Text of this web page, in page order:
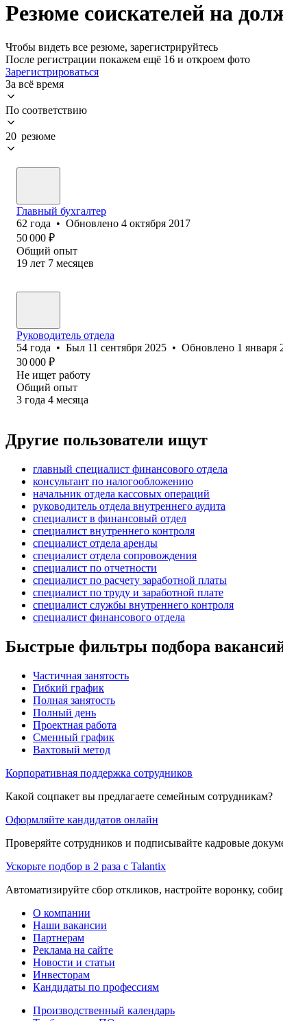
Резюме соискателей на
Чтобы видеть все резюме, зарегистрируйтесь
После регистрации покажем ещё 16 и откроем фото
Зарегистрироваться
За всё время
По соответствию
20 резюме
Главный бухгалтер
62 года • Обновлено 4 октября 2017
50 000 ₽
Общий опыт
19 лет 7 месяцев
Руководитель отдела
54 года • Был 11 сентября 2025 • Обновлено 1 января
30 000 ₽
Не ищет работу
Общий опыт
3 года 4 месяца
Другие пользователи ищут
главный специалист финансового отдела
консультант по налогообложению
начальник отдела кассовых операций
руководитель отдела внутреннего аудита
специалист в финансовый отдел
специалист внутреннего контроля
специалист отдела аренды
специалист отдела сопровождения
специалист по отчетности
специалист по расчету заработной платы
специалист по труду и заработной плате
специалист службы внутреннего контроля
специалист финансового отдела
Быстрые фильтры подбора
Частичная занятость
Гибкий график
Полная занятость
Полный день
Проектная работа
Сменный график
Вахтовый метод
Корпоративная поддержка сотрудников
Какой соцпакет вы предлагаете семейным сотрудникам?
Оформляйте кандидатов онлайн
Проверяйте сотрудников и подписывайте кадровые
Ускорьте подбор в 2 раза с Talantix
Автоматизируйте сбор откликов, настройте воронку,
О компании
Наши вакансии
Партнерам
Реклама на сайте
Новости и статьи
Инвесторам
Кандидаты по профессиям
Производственный календарь